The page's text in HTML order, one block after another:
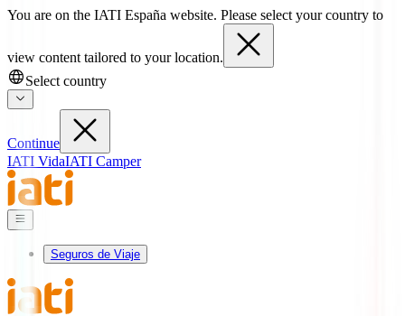
You are on the IATI España website. Please select your country to
view content tailored to your location.
Select country
Continue
IATI VidaIATI Camper
Seguros de Viaje